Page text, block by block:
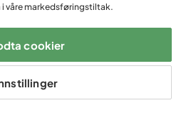
på:
våre markedsføringstiltak.
cookier